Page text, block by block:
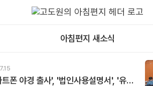
아침편지 새소식
아버지센터, '스마트폰 야경 출사', '법인사용설명서', '유튜브 숏츠 영상 만들기' 강좌 신청하세요